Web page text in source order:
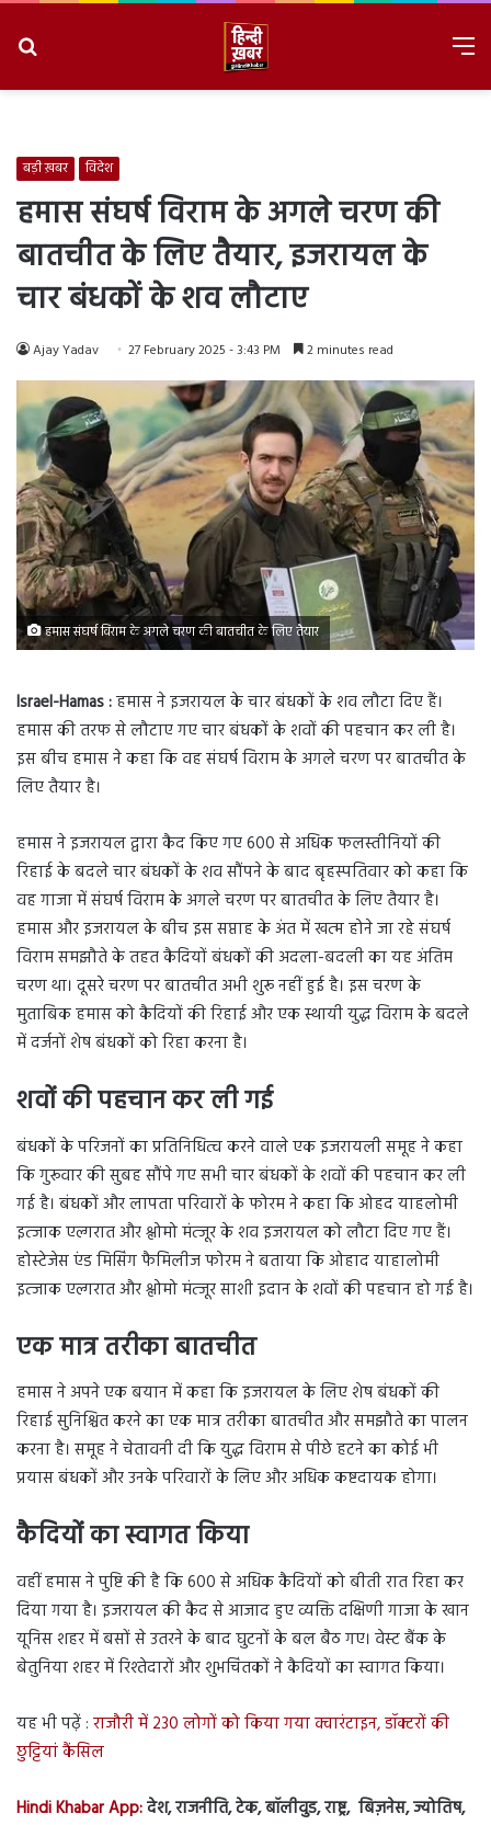
बड़ी ख़बर विदेश
हमास संघर्ष विराम के अगले चरण की
बातचीत के लिए तैयार, इजरायल के
चार बंधकों के शव लौटाए
Ajay Yadav 27 February 2025 - 3:43 PM 2 minutes read
हमास संघर्ष विराम के अगले चरण की बातचीत के लिए तैयार
Israel-Hamas :हमास ने इजरायल के चार बंधकों के शव लौटा दिए हैं।
हमास की तरफ से लौटाए गए चार बंधकों के शवों की पहचान कर ली है।
इस बीच हमास ने कहा कि वह संघर्ष विराम के अगले चरण पर बातचीत के
लिए तैयार है।
हमास ने इजरायल द्वारा कैद किए गए 600 से अधिक फलस्तीनियों की
रिहाई के बदले चार बंधकों के शव सौंपने के बाद बृहस्पतिवार को कहा कि
वह गाजा में संघर्ष विराम के अगले चरण पर बातचीत के लिए तैयार है।
हमास और इजरायल के बीच इस सप्ताह के अंत में खत्म होने जा रहे संघर्ष
विराम समझौते के तहत कैदियों बंधकों की अदला-बदली का यह अंतिम
चरण था। दूसरे चरण पर बातचीत अभी शुरू नहीं हुई है। इस चरण के
मुताबिक हमास को कैदियों की रिहाई और एक स्थायी युद्ध विराम के बदले
में दर्जनों शेष बंधकों को रिहा करना है।
शवों की पहचान कर ली गई
बंधकों के परिजनों का प्रतिनिधित्व करने वाले एक इजरायली समूह ने कहा
कि गुरूवार की सुबह सौंपे गए सभी चार बंधकों के शवों की पहचान कर ली
गई है। बंधकों और लापता परिवारों के फोरम ने कहा कि ओहद याहलोमी
इत्जाक एल्गरात और श्लोमो मंत्जूर के शव इजरायल को लौटा दिए गए हैं।
होस्टेजेस एंड मिसिंग फैमिलीज फोरम ने बताया कि ओहाद याहालोमी
इत्जाक एल्गरात और श्लोमो मंत्जूर साशी इदान के शवों की पहचान हो गई है।
एक मात्र तरीका बातचीत
हमास ने अपने एक बयान में कहा कि इजरायल के लिए शेष बंधकों की
रिहाई सुनिश्चित करने का एक मात्र तरीका बातचीत और समझौते का पालन
करना है। समूह ने चेतावनी दी कि युद्ध विराम से पीछे हटने का कोई भी
प्रयास बंधकों और उनके परिवारों के लिए और अधिक कष्टदायक होगा।
कैदियों का स्वागत किया
वहीं हमास ने पुष्टि की है कि 600 से अधिक कैदियों को बीती रात रिहा कर
दिया गया है। इजरायल की कैद से आजाद हुए व्यक्ति दक्षिणी गाजा के खान
यूनिस शहर में बसों से उतरने के बाद घुटनों के बल बैठ गए। वेस्ट बैंक के
बेतुनिया शहर में रिश्तेदारों और शुभचिंतकों ने कैदियों का स्वागत किया।
यह भी पढ़ें : राजौरी में 230 लोगों को किया गया क्वारंटाइन, डॉक्टरों की
छुट्टियां कैंसिल
Hindi Khabar App:देश, राजनीति, टेक, बॉलीवुड, राष्ट्र, बिज़नेस, ज्योतिष,